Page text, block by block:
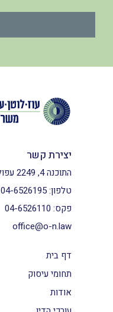
דף בית
תחומי עיסוק
אודות
יצירת קשר
התוכנה 4, 2249 עפולה, 1812201
טלפון:04-6526195
פקס: 04-6526110
office@o-n.law